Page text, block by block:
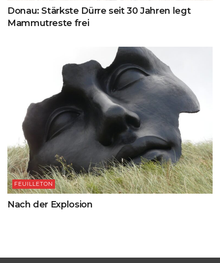
Donau: Stärkste Dürre seit 30 Jahren legt
Mammutreste frei
FEUILLETON
Nach der Explosion